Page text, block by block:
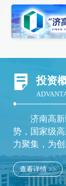
投资
济南高
势，国家级
力聚集，为
验区所带有
的制度创新
台优势，推
查看详情 >>